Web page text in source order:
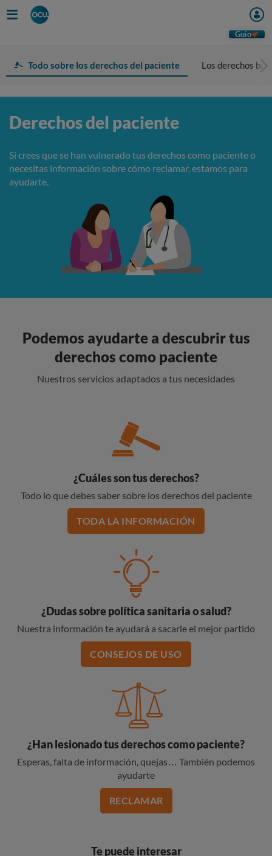
Guio
Todo sobre los derechos del paciente Los derechos
Derechos del paciente
Si crees que se han vulnerado tus derechos como paciente o
necesitas información sobre cómo reclamar, estamos para
ayudarte.
Podemos ayudarte a descubrir tus
derechos como paciente
Nuestros servicios adaptados a tus necesidades
¿Cuáles son tus derechos?
Todo lo que debes saber sobre los derechos del paciente
TODA LA INFORMACIÓN
¿Dudas sobre política sanitaria o salud?
Nuestra información te ayudará a sacarle el mejor partido
CONSEJOS DE USO
¿Han lesionado tus derechos como paciente?
Esperas, falta de información, quejas… También podemos
ayudarte
RECLAMAR
Te puede interesar